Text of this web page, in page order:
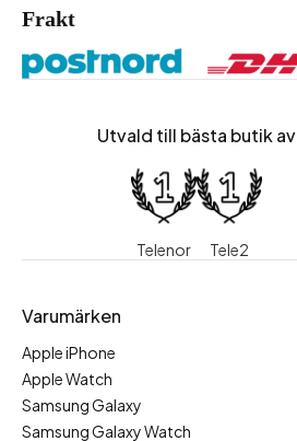
Frakt
Utvald till bästa butik av
Telenor Tele2
Varumärken
Apple iPhone
Apple Watch
Samsung Galaxy
Samsung Galaxy Watch